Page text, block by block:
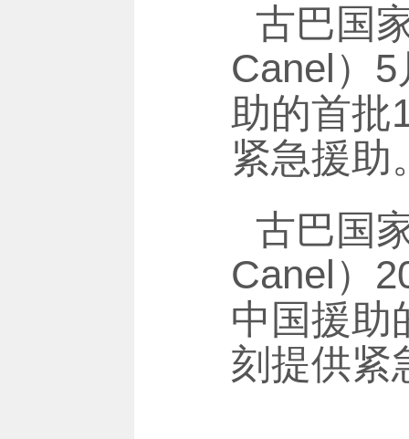
古巴国
Canel）
助的首批
紧急援助
古巴国
Canel）
中国援助
刻提供紧